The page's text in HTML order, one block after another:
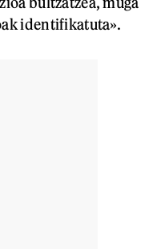
identifikatuta».